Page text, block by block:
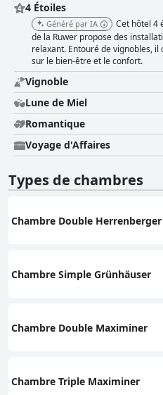
4 Étoiles
Généré par IA
Cet hôtel 4
de la Ruwer propose des
relaxant. Entouré de vignobles,
sur le bien-être et le confort.
Vignoble
Lune de Miel
Romantique
Voyage d'Affaires
Types de chambres
Chambre Double Herrenberger
Chambre Simple Grünhäuser
Chambre Double Maximiner
Chambre Triple Maximiner